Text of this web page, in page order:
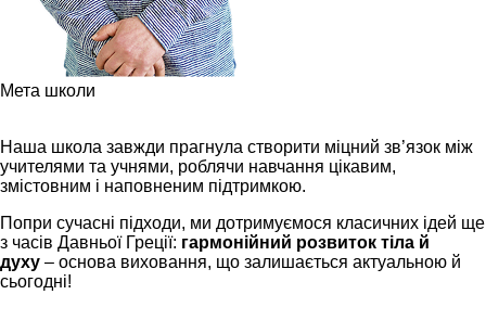
Мета школи
Наша школа завжди прагнула створити міцний зв’язок між
учителями та учнями, роблячи навчання цікавим,
змістовним і наповненим підтримкою.
Попри сучасні підходи, ми дотримуємося класичних ідей ще
з часів Давньої Греції: гармонійний розвиток тіла й
духу – основа виховання, що залишається актуальною й
сьогодні!